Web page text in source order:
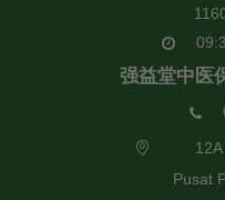
强益堂中医
Pusat